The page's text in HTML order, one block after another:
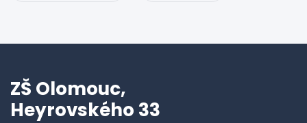
ZŠ Olomouc,
Heyrovského 33